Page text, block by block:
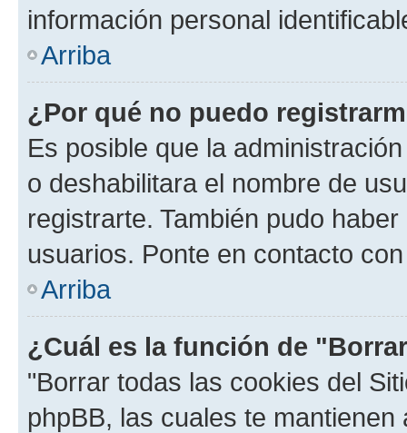
información personal
Arriba
¿Por qué no puedo
Es posible que la
o deshabilitara el nombre de
registrarte. También pudo
usuarios. Ponte en contacto
Arriba
¿Cuál es la función de
"Borrar todas las cookies del
phpBB, las cuales te